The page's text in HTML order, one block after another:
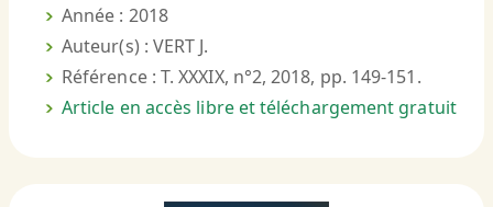
Année : 2018
Auteur(s) : VERT J.
Référence : T. XXXIX, n°2, 2018, pp. 149-151.
Article en accès libre et téléchargement gratuit